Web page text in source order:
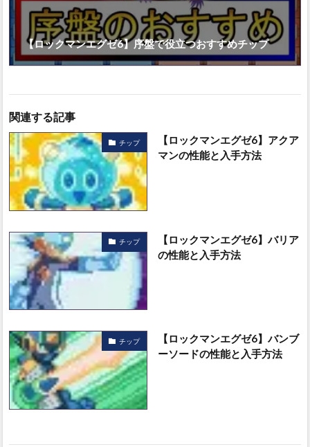
【ロックマンエグゼ6】序盤で役立つおすすめチップ
関連する記事
チップ
【ロックマンエグゼ6】アクア
マンの性能と入手方法
チップ
【ロックマンエグゼ6】バリア
の性能と入手方法
チップ
【ロックマンエグゼ6】バンブ
ーソードの性能と入手方法